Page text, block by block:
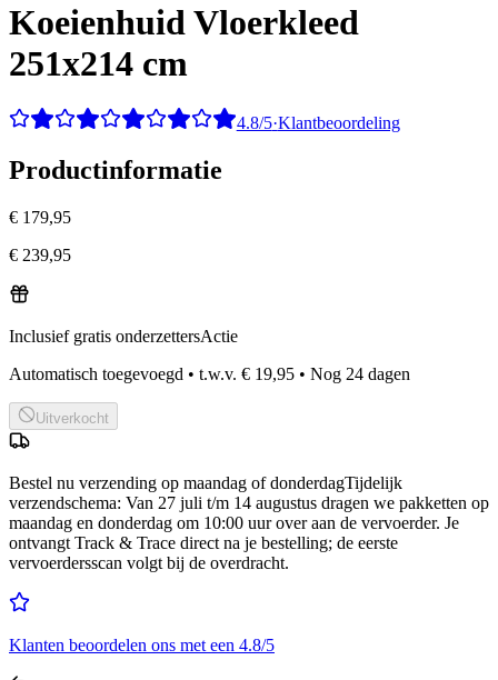
Koeienhuid Vloerkleed
251x214 cm
4.8/5·Klantbeoordeling
Productinformatie
€ 179,95
€ 239,95
Inclusief gratis onderzettersActie
Automatisch toegevoegd • t.w.v. € 19,95 • Nog 24 dagen
Uitverkocht
Bestel nu verzending op maandag of donderdagTijdelijk
verzendschema: Van 27 juli t/m 14 augustus dragen we pakketten op
maandag en donderdag om 10:00 uur over aan de vervoerder. Je
ontvangt Track & Trace direct na je bestelling; de eerste
vervoerdersscan volgt bij de overdracht.
Klanten beoordelen ons met een 4.8/5